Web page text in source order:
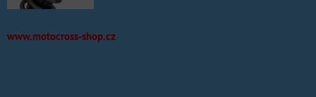
www.motocross-shop.cz